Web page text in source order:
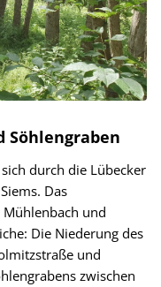
Söhlengraben
durch die Lübecker
Das
Mühlenbach und
Die Niederung des
und
zwischen